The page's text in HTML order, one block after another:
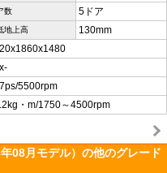
数 5ドア
地上高 130mm
5500rpm
・m/1750～4500rpm
08月モデル）の他のグレード